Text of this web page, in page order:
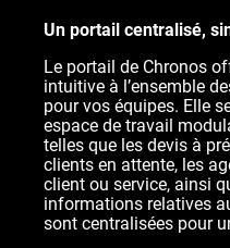
Un portail centralisé,
Le portail de Chronos
intuitive à l’ensemble
pour vos équipes. Elle
espace de travail
telles que les devis à
clients en attente, les
client ou service, ainsi
informations relatives
sont centralisées pour